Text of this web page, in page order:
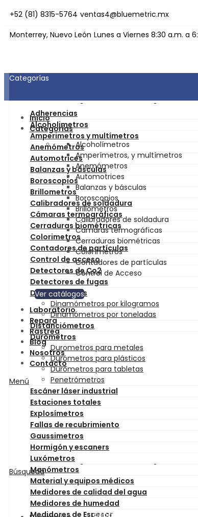
+52 (81) 8315-5764 ventas4@bluemetric.mx
Monterrey, Nuevo León Lunes a Viernes 8:30 a.m. a
Inicio
Categorías
Alcoholímetros
Amperímetros, y multímetros
Anemómetros
Automotrices
Balanzas y básculas
Boroscopios
Brillómetros
Calibradores de soldadura
Cámaras termográficas
Cerraduras biométricas
Colorímetros
Contadores de partículas
Control de Acceso
Ver catálogos
Laboratorio
Repara
Rastrea
Blog
Nosotros
Contacto
Menú
Búsqueda
Categorías
Adherencias
Alcoholimetros
Amperimetros y multímetros
Anemómetros
Automotrices
Balanzas y básculas
Boroscopios
Brillometros
Calibradores de soldadura
Cámaras termográficas
Cerraduras biométricas
Colorimetros
Contadores de partículas
Control de acceso
Detectores de Co2
Detectores de fugas
Dinamómetros
Dinamómetros por kilogramos
Dinamómetros por toneladas
Distanciómetros
Durómetros
Durometros para metales
Durómetros para plásticos
Durómetros para tabletas
Penetrómetros
Escáner láser industrial
Estaciones totales
Explosímetros
Fallas de recubrimiento
Gaussimetros
Hormigón y escaners
Luxómetros
Manómetros
Material y equipos médicos
Medidores de calidad del agua
Medidores de humedad
Medidores de EspesorFicha Técnica